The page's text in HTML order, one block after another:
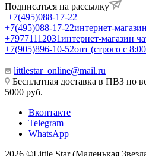
Подписаться на рассылку
+7(495)088-17-22
+7(495)088-17-22интернет-магазин
+79771112031интернет-магазин
+7(905)896-10-52опт (строго с
littlestar_online@mail.ru
Бесплатная доставка в ПВЗ по
5000 руб.
Вконтакте
Telegram
WhatsApp
2026 ©Little Star (Маленькая